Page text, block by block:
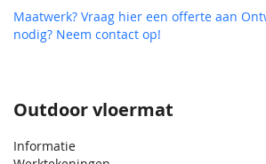
Outdoor vloermat
Informatie
Maatwerk? Vraag hier een offerte aan
nodig? Neem contact op!